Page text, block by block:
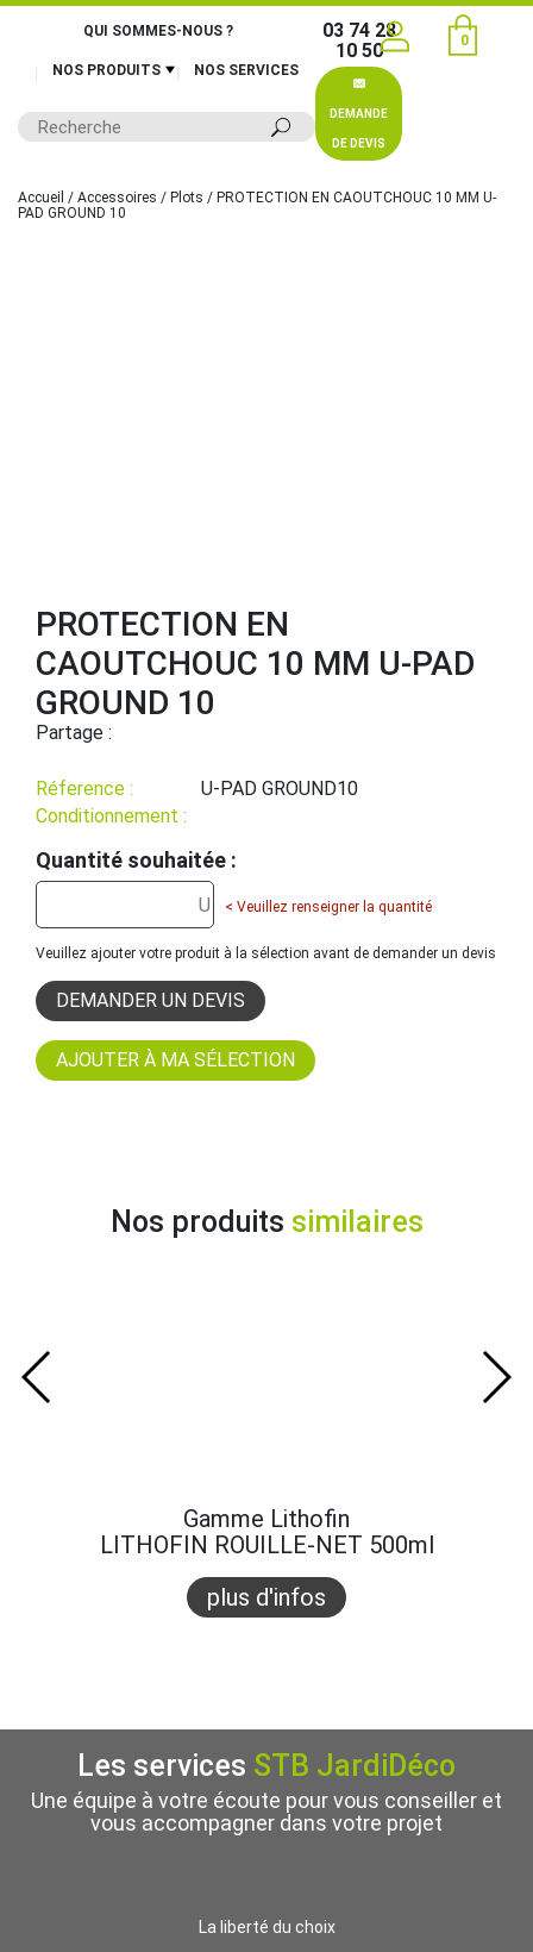
QUI SOMMES-NOUS ?
NOS PRODUITS NOS SERVICES
03 74 28
10 50
DEMANDE
DE DEVIS
0
Accueil / Accessoires / Plots / PROTECTION EN CAOUTCHOUC 10 MM U-
PAD GROUND 10
PROTECTION EN
CAOUTCHOUC 10 MM U-PAD
GROUND 10
Partage :
Réference :
U-PAD GROUND10
Conditionnement :
Quantité souhaitée :
< Veuillez renseigner la quantité
Veuillez ajouter votre produit à la sélection avant de demander un devis
DEMANDER UN DEVIS
Nos produits similaires
Gamme Lithofin
LITHOFIN ROUILLE-NET 500ml
plus d'infos
Les services STB JardiDéco
Une équipe à votre écoute pour vous conseiller et
vous accompagner dans votre projet
La liberté du choix